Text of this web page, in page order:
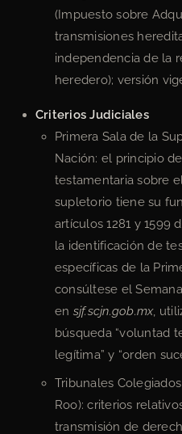
(Impuesto sobre
transmisiones
independencia de la
heredero); versión
Criterios Judiciales
Primera Sala de la
Nación: el principio
testamentaria sobre
supletorio tiene su
artículos 1281 y 1599
la identificación de
específicas de la
consúltese el
en sjf.scjn.gob.mx,
búsqueda “voluntad
legítima” y “orden
Tribunales
Roo): criterios
transmisión de